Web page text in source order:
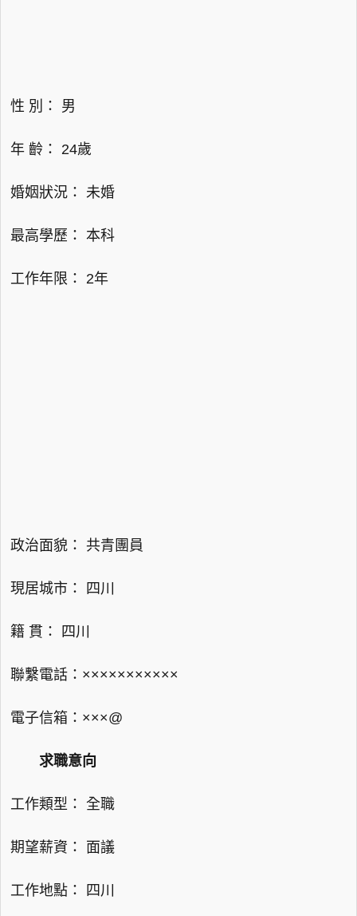
性 別： 男
年 齡： 24歲
婚姻狀況： 未婚
最高學歷： 本科
工作年限： 2年
政治面貌： 共青團員
現居城市： 四川
籍 貫： 四川
聯繫電話：×××××××××××
電子信箱：×××@
求職意向
工作類型： 全職
期望薪資： 面議
工作地點： 四川